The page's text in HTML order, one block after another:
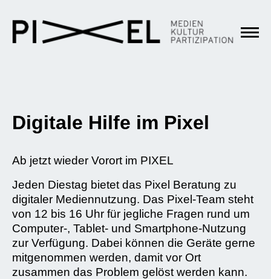
Digitale Hilfe im Pixel
Ab jetzt wieder Vorort im PIXEL
Jeden Diestag bietet das Pixel Beratung zu
digitaler Mediennutzung. Das Pixel-Team steht
von 12 bis 16 Uhr für jegliche Fragen rund um
Computer-, Tablet- und Smartphone-Nutzung
zur Verfügung. Dabei können die Geräte gerne
mitgenommen werden, damit vor Ort
zusammen das Problem gelöst werden kann.